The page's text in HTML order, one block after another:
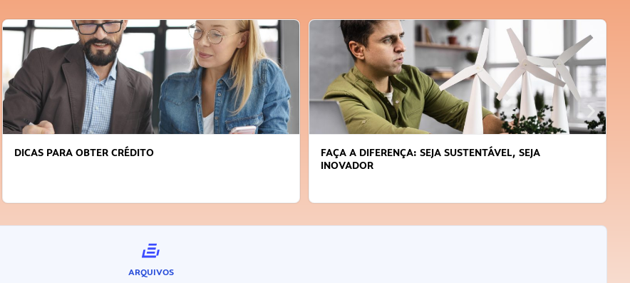
DICAS PARA OBTER CRÉDITO
FAÇA A DIFERENÇA: SEJA SUSTENTÁVEL, SEJA
INOVADOR
ARQUIVOS